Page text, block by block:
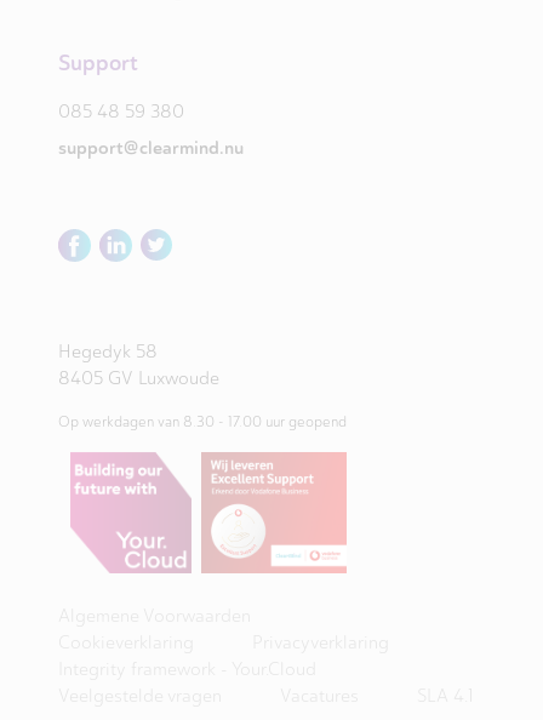
Support
085 48 59 380
support@clearmind.nu
Hegedyk 58
8405 GV Luxwoude
Op werkdagen van 8.30 - 17.00 uur geopend